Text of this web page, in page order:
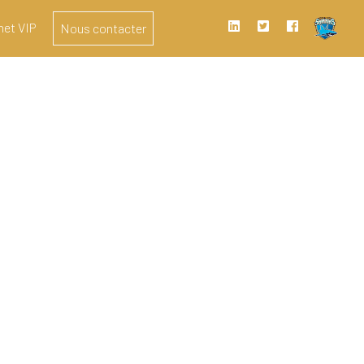
VIP Nous contacter